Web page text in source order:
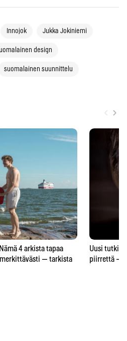
Innojok Jukka Jokiniemi
design
suomalainen suunnittelu
›
4 arkista tapaa
— tarkista
Uusi
piirrettä –